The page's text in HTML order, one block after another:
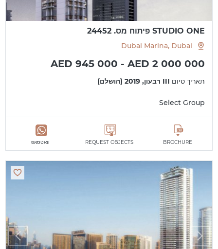
STUDIO ONE פיתוח מס. 24452
Dubai Marina, Dubai
AED 945 000 - AED 2 000 000
תאריך סיום III רבעון, 2019 (הושלם)
Select Group
BROCHURE
REQUEST OBJECTS וואטסאפ